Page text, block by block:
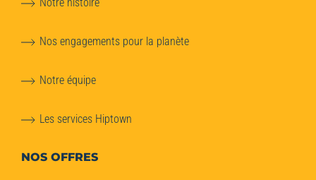
Notre histoire
Nos engagements pour la planète
Notre équipe
Les services Hiptown
NOS OFFRES